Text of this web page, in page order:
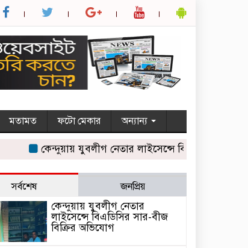
মতামত ফটো মেকার অন্যান্য
কেন্দুয়ায় যুবলীগ নেতার লাইসেন্সে বিএডিসির সার-বীজ
সর্বশেষ জনপ্রিয়
কেন্দুয়ায় যুবলীগ নেতার
লাইসেন্সে বিএডিসির সার-বীজ
বিক্রির অভিযোগ